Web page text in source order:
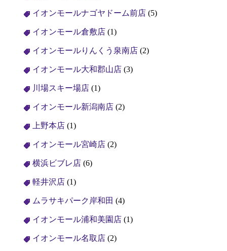
イオンモールナゴヤドーム前店 (5)
イオンモール倉敷店 (1)
イオンモールりんくう泉南店 (2)
イオンモール大和郡山店 (3)
川場スキー場店 (1)
イオンモール新潟南店 (2)
上野本店 (1)
イオンモール宮崎店 (2)
横浜ビブレ店 (6)
軽井沢店 (1)
ムラサキパーク岸和田 (4)
イオンモール浦和美園店 (1)
イオンモール名取店 (2)